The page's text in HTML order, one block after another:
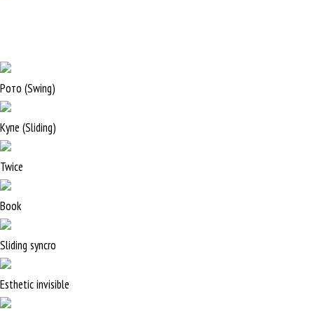
Рото (Swing)
Купе (Sliding)
Twice
Book
Sliding syncro
Esthetic invisible